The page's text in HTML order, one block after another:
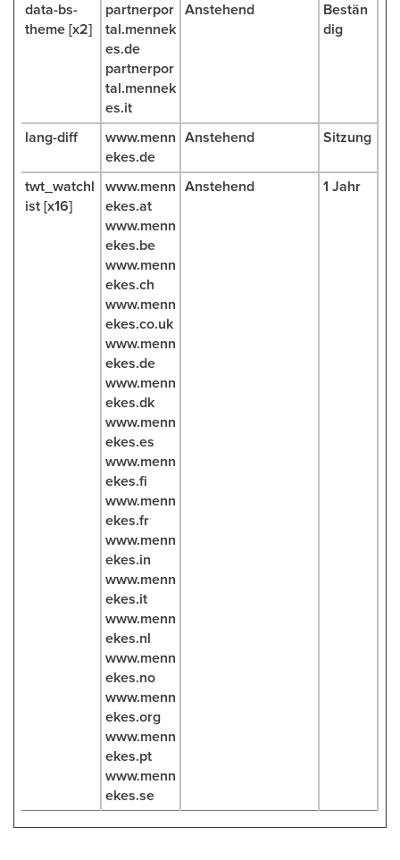
data-bs-
theme [x2]
partnerpor
tal.mennek
es.de
partnerpor
tal.mennek
es.it
Anstehend
Bestän
dig
lang-diff
www.menn
ekes.de
Anstehend Sitzung
twt_watchl
ist [x16]
www.menn
ekes.at
www.menn
ekes.be
www.menn
ekes.ch
www.menn
ekes.co.uk
www.menn
ekes.de
www.menn
ekes.dk
www.menn
ekes.es
www.menn
ekes.fi
www.menn
ekes.fr
www.menn
ekes.in
www.menn
ekes.it
www.menn
ekes.nl
www.menn
ekes.no
www.menn
ekes.org
www.menn
ekes.pt
www.menn
ekes.se
Anstehend 1 Jahr